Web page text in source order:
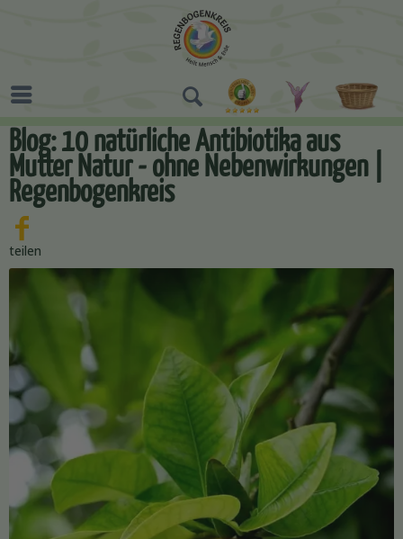
Blog: 10 natürliche Antibiotika aus
Mutter Natur - ohne Nebenwirkungen |
Regenbogenkreis
teilen